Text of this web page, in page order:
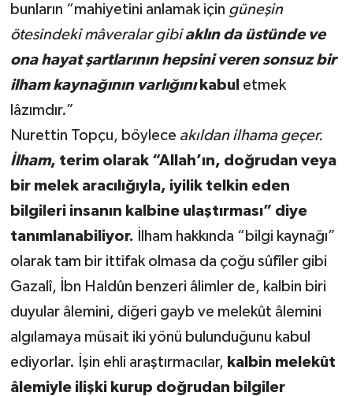
bunların “mahiyetini anlamak için güneşin
ötesindeki mâveralar gibiaklın da üstünde ve
ona hayat şartlarının hepsini veren sonsuz bir
ilham kaynağının varlığınıkabul etmek
lâzımdır.”
Nurettin Topçu, böylece akıldan ilhama geçer.
İlham, terim olarak “Allah’ın, doğrudan veya
bir melek aracılığıyla, iyilik telkin eden
bilgileri insanın kalbine ulaştırması” diye
tanımlanabiliyor. İlham hakkında “bilgi kaynağı”
olarak tam bir ittifak olmasa da çoğu sûfîler gibi
Gazalî, İbn Haldûn benzeri âlimler de, kalbin biri
duyular âlemini, diğeri gayb ve melekût âlemini
algılamaya müsait iki yönü bulunduğunu kabul
ediyorlar. İşin ehli araştırmacılar, kalbin melekût
âlemiyle ilişki kurup doğrudan bilgiler